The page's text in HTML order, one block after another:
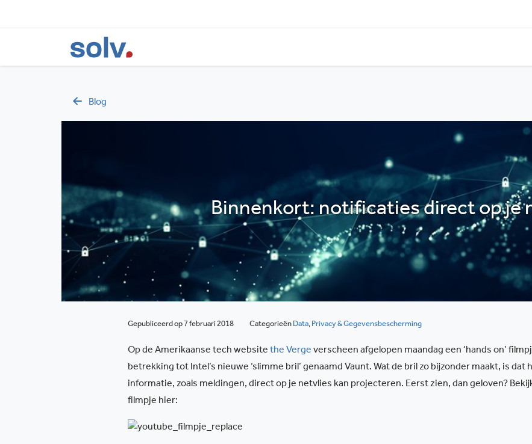
Blog
Binnenkort: notificaties direct op je
Gepubliceerd op 7 februari 2018 Categorieën Data, Privacy & Gegevensbescherming
Op de Amerikaanse tech website the Verge verscheen afgelopen maandag een ‘hands on’
betrekking tot Intel’s nieuwe ‘slimme bril’ genaamd Vaunt. Wat de bril zo bijzonder maakt, is dat
informatie, zoals meldingen, direct op je netvlies kan projecteren. Eerst zien, dan geloven?
filmpje hier: